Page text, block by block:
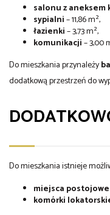
salonu z aneksem
sypialni– 11,86 m²,
łazienki– 3,73 m²,
komunikacji– 3,00
Do mieszkania przynależy
dodatkową przestrzeń do
Do mieszkania istnieje
miejsca
komórki